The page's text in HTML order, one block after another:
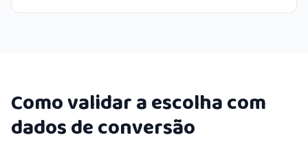
Como validar a escolha com
dados de conversão